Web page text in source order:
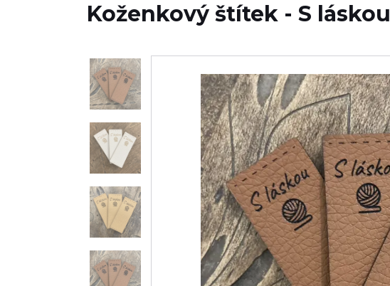
Koženkový štítek - S